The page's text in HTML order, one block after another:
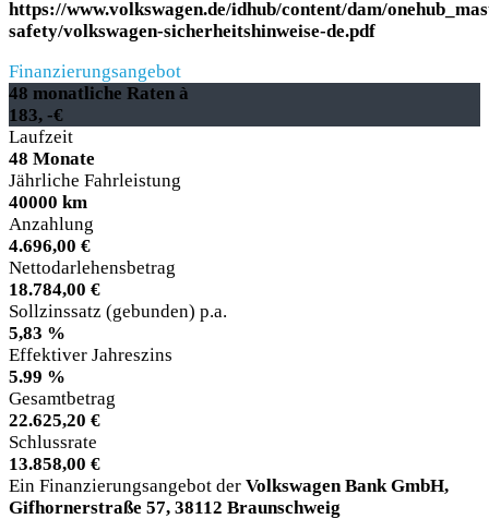
https://www.volkswagen.de/idhub/content/dam/
safety/volkswagen-sicherheitshinweise-de.pdf
Finanzierungsangebot
48 monatliche Raten à
183, -€
Laufzeit
48 Monate
Jährliche Fahrleistung
40000 km
Anzahlung
4.696,00 €
Nettodarlehensbetrag
18.784,00 €
Sollzinssatz (gebunden) p.a.
5,83 %
Effektiver Jahreszins
5.99 %
Gesamtbetrag
22.625,20 €
Schlussrate
13.858,00 €
Ein Finanzierungsangebot der Volkswagen Bank GmbH,
Gifhornerstraße 57, 38112 Braunschweig